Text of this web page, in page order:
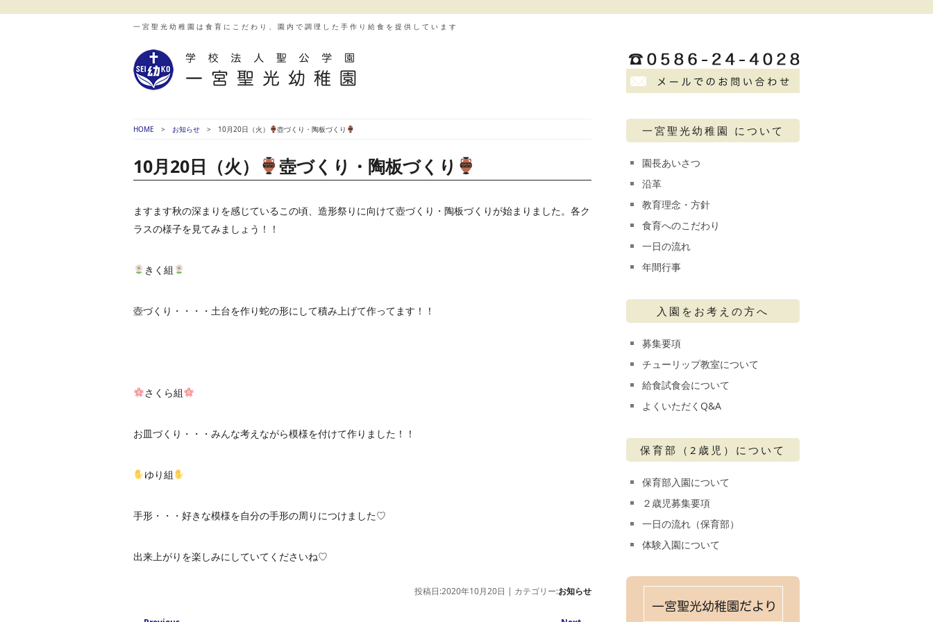
一宮聖光幼稚園は食育にこだわり、園内で調理した手作り給食を提供しています
HOME お知らせ 10月20日（火） 壺づくり・陶板づくり
10月20日（火） 壺づくり・陶板づくり
ますます秋の深まりを感じているこの頃、造形祭りに向けて壺づくり・陶板づくりが始まりました。各ク
ラスの様子を見てみましょう！！
きく組
壺づくり・・・・土台を作り蛇の形にして積み上げて作ってます！！
さくら組
お皿づくり・・・みんな考えながら模様を付けて作りました！！
ゆり組
手形・・・好きな模様を自分の手形の周りにつけました♡
出来上がりを楽しみにしていてくださいね♡
投稿日:2020年10月20日 | カテゴリー:お知らせ
一宮聖光幼稚園 について
園長あいさつ
沿革
教育理念・方針
食育へのこだわり
一日の流れ
年間行事
入園をお考えの方へ
募集要項
チューリップ教室について
給食試食会について
よくいただくQ&A
保育部（2歳児）について
保育部入園について
２歳児募集要項
一日の流れ（保育部）
体験入園について